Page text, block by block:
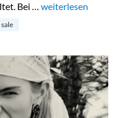
Bei … „Lala Berlin Flash
weiterlesen